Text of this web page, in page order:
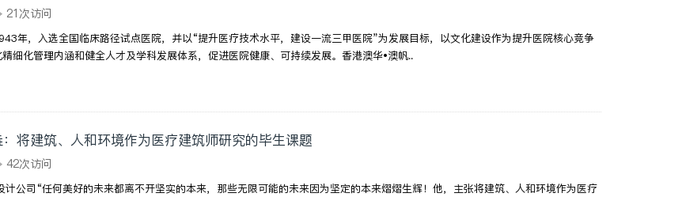
21次访问
年，入选全国临床路径试点医院，并以“提升医疗技术水平，建设一流三甲医院”为发展目标，以文化建设作为提升医院核心竞争
细化管理内涵和健全人才及学科发展体系，促进医院健康、可持续发展。香港澳华•澳帆..
将建筑、人和环境作为医疗建筑师研究的毕生课题
42次访问
计公司“任何美好的未来都离不开坚实的本来，那些无限可能的未来因为坚定的本来熠熠生辉！他，主张将建筑、人和环境作为医疗